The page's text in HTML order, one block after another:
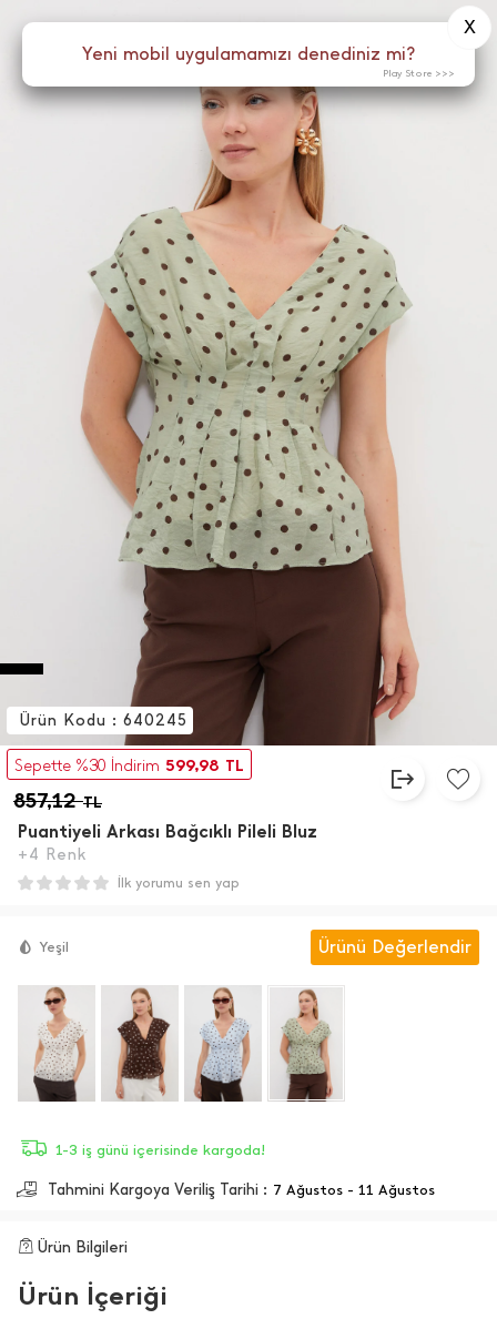
Menü
Sepette %30 İndirim 599,98 TL
857,12TL
Puantiyeli Arkası Bağcıklı Pileli Bluz
+4 Renk
Ürün Kodu : 640245
İlk yorumu sen yap
Yeşil Ürünü Değerlendir
1-3 iş günü içerisinde kargoda!
Tahmini Kargoya Veriliş Tarihi : 7 Ağustos - 11 Ağustos
Ürün Bilgileri
Ürün İçeriği
Yeni mobil uygulamamızı denediniz mi?
X
Play Store >>>